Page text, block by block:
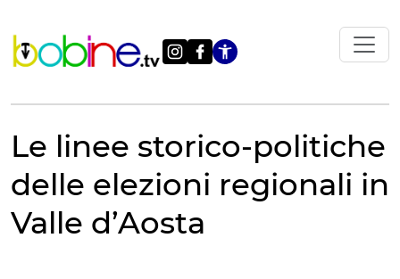
contenuto
Apri le
Le linee storico-politiche
delle elezioni regionali in
Valle d’Aosta